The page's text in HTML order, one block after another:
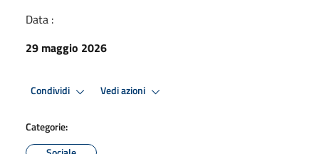
Data :
29 maggio 2026
Condividi Vedi azioni
Categorie: